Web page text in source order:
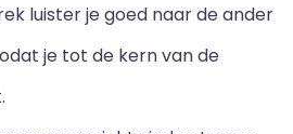
luister je goed naar de ander
je tot de kern van de